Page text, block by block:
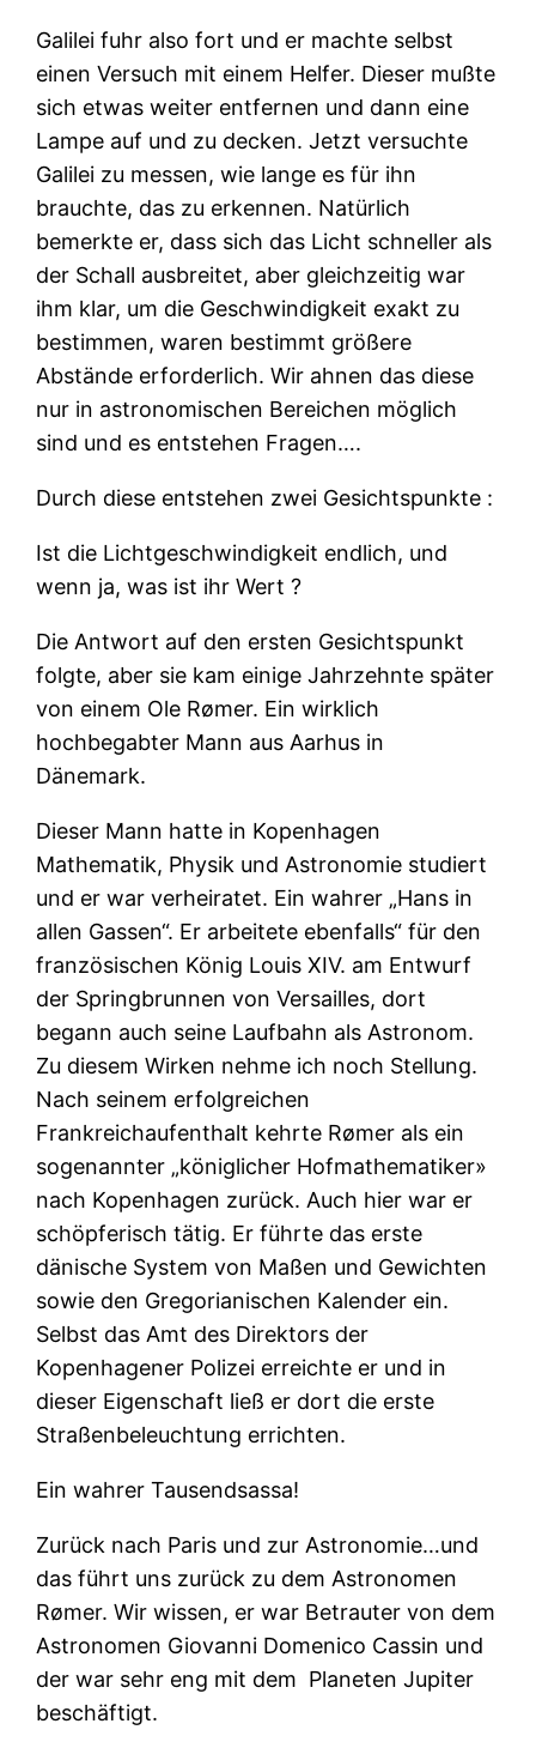
Galilei fuhr also fort und er machte selbst
einen Versuch mit einem Helfer. Dieser mußte
sich etwas weiter entfernen und dann eine
Lampe auf und zu decken. Jetzt versuchte
Galilei zu messen, wie lange es für ihn
brauchte, das zu erkennen. Natürlich
bemerkte er, dass sich das Licht schneller als
der Schall ausbreitet, aber gleichzeitig war
ihm klar, um die Geschwindigkeit exakt zu
bestimmen, waren bestimmt größere
Abstände erforderlich. Wir ahnen das diese
nur in astronomischen Bereichen möglich
sind und es entstehen Fragen….
Durch diese entstehen zwei Gesichtspunkte :
Ist die Lichtgeschwindigkeit endlich, und
wenn ja, was ist ihr Wert ?
Die Antwort auf den ersten Gesichtspunkt
folgte, aber sie kam einige Jahrzehnte später
von einem Ole Rømer. Ein wirklich
hochbegabter Mann aus Aarhus in
Dänemark.
Dieser Mann hatte in Kopenhagen
Mathematik, Physik und Astronomie studiert
und er war verheiratet. Ein wahrer „Hans in
allen Gassen“. Er arbeitete ebenfalls“ für den
französischen König Louis XIV. am Entwurf
der Springbrunnen von Versailles, dort
begann auch seine Laufbahn als Astronom.
Zu diesem Wirken nehme ich noch Stellung.
Nach seinem erfolgreichen
Frankreichaufenthalt kehrte Rømer als ein
sogenannter „königlicher Hofmathematiker»
nach Kopenhagen zurück. Auch hier war er
schöpferisch tätig. Er führte das erste
dänische System von Maßen und Gewichten
sowie den Gregorianischen Kalender ein.
Selbst das Amt des Direktors der
Kopenhagener Polizei erreichte er und in
dieser Eigenschaft ließ er dort die erste
Straßenbeleuchtung errichten.
Ein wahrer Tausendsassa!
Zurück nach Paris und zur Astronomie…und
das führt uns zurück zu dem Astronomen
Rømer. Wir wissen, er war Betrauter von dem
Astronomen Giovanni Domenico Cassin und
der war sehr eng mit dem Planeten Jupiter
beschäftigt.